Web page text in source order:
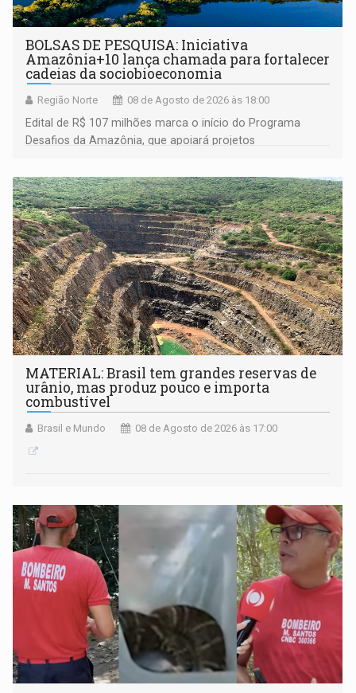
BOLSAS DE PESQUISA: Iniciativa
Amazônia+10 lança chamada para fortalecer
cadeias da sociobioeconomia
Região Norte 08 de Agosto de 2026 às 18:00
Edital de R$ 107 milhões marca o início do Programa
Desafios da Amazônia, que apoiará projetos
submissão de pré-propostas poderá ser feita até 1º de
setembro
MATERIAL: Brasil tem grandes reservas de
urânio, mas produz pouco e importa
combustível
Brasil e Mundo 08 de Agosto de 2026 às 17:00